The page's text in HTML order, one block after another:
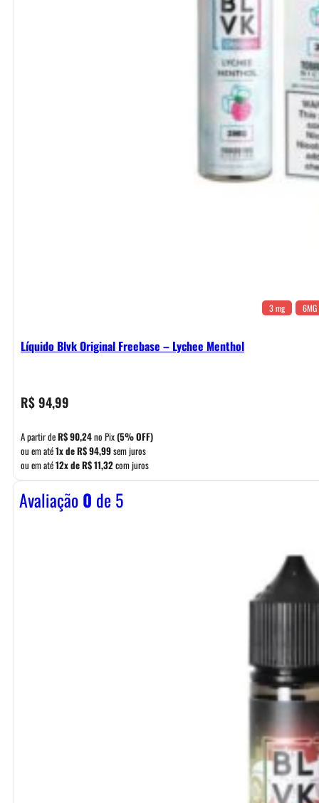
3 mg 6MG
Líquido Blvk Original Freebase – Lychee Menthol
R$94,99
A partir deR$90,24no Pix(5% OFF)
ou em até1x deR$94,99sem juros
ou em até12x deR$11,32com juros
Avaliação0 de 5